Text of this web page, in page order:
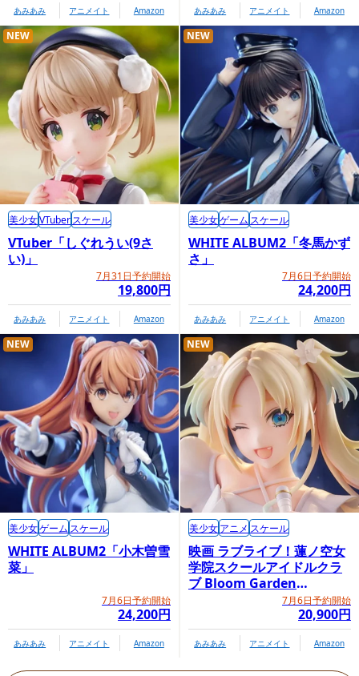
セット内容
フィギュア本体（胸囲65mm）
ジャケット
トップス
ボトムス
ニーハイ
ソックス
ローファー（靴裏マグネット付）
交換用手首一式（握り手（左右）、指差し手（左右））
専用台座（足裏マグネット対応）
可動支柱一式
商品情報ページ
https://www.goodsmile.info/ja/product/9439/
GOODSMILE ONLINE SHOP内商品購入ページ
あみあみ アニメイト Amazon あみあみ アニメイト Amazon
VTuber「しぐれうい(9さ
い)」
7月31日予約開始
19,800円
NEW
美少女VTuberスケール
あみあみ アニメイト Amazon
WHITE ALBUM2「冬馬かず
さ」
7月6日予約開始
24,200円
NEW
美少女ゲーム スケール
あみあみ アニメイト Amazon
WHITE ALBUM2「小木曽雪
菜」
7月6日予約開始
24,200円
NEW
美少女ゲーム スケール
あみあみ アニメイト Amazon
映画 ラブライブ！蓮ノ空女
学院スクールアイドルクラ
ブ Bloom Garden
Party「大沢瑠璃乃」7月6日予約開始
20,900円
NEW
美少女アニメ スケール
あみあみ アニメイト Amazon